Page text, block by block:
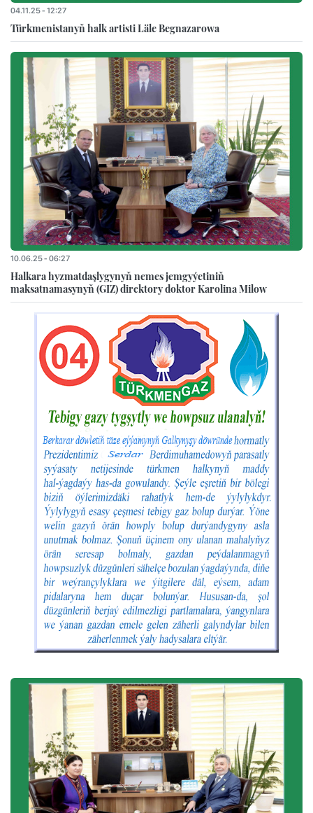
04.11.25 - 12:27
Türkmenistanyň halk artisti Läle Begnazarowa
10.06.25 - 06:27
Halkara hyzmatdaşlygynyň nemes jemgyýetiniň
maksatnamasynyň (GIZ) direktory doktor Karolina Milow